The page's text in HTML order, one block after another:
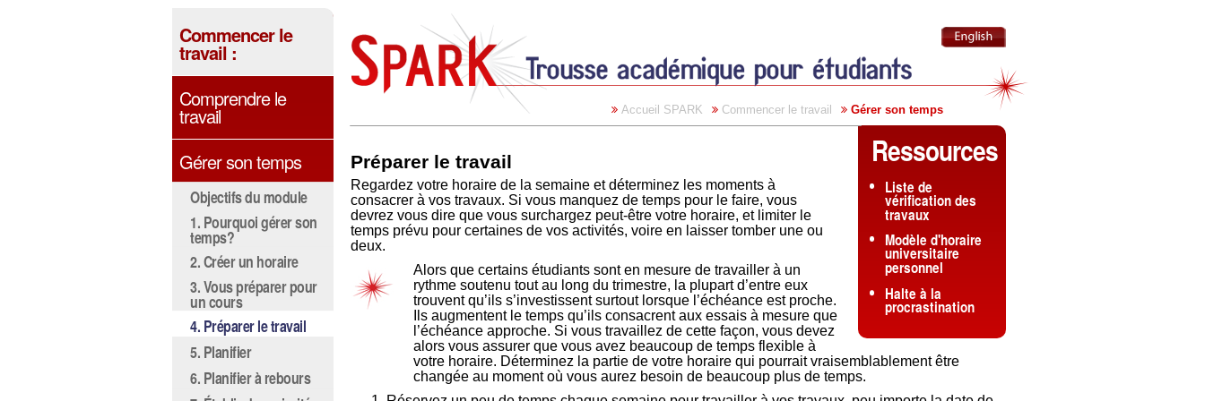
Commencer le
travail :
Comprendre le
travail
Gérer son temps
Objectifs du module
1. Pourquoi gérer son
temps?
2. Créer un horaire
3. Vous préparer pour
un cours
4. Préparer le travail
5. Planifier
6. Planifier à rebours
Accueil SPARK Commencer le travail Gérer son temps
Ressources
Liste de
vérification des
travaux
Modèle d'horaire
universitaire
personnel
Halte à la
procrastination
Préparer le travail
Regardez votre horaire de la semaine et déterminez les moments à
consacrer à vos travaux. Si vous manquez de temps pour le faire, vous
devrez vous dire que vous surchargez peut-être votre horaire, et limiter le
temps prévu pour certaines de vos activités, voire en laisser tomber une ou
deux.
Alors que certains étudiants sont en mesure de travailler à un
rythme soutenu tout au long du trimestre, la plupart d’entre eux
trouvent qu’ils s’investissent surtout lorsque l’échéance est proche.
Ils augmentent le temps qu’ils consacrent aux essais à mesure que
l’échéance approche. Si vous travaillez de cette façon, vous devez
alors vous assurer que vous avez beaucoup de temps flexible à
votre horaire. Déterminez la partie de votre horaire qui pourrait vraisemblablement être
changée au moment où vous aurez besoin de beaucoup plus de temps.